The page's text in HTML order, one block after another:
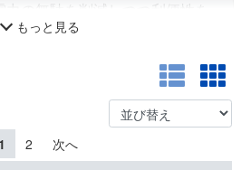
の無駄を削減しつつ利便性を
もっと見る
1 2 次へ